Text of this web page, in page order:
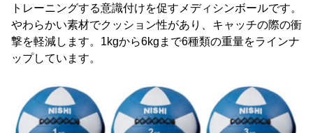
トレーニングする意識付けを促すメディシンボールです。
やわらかい素材でクッション性があり、キャッチの際の衝
撃を軽減します。1kgから6kgまで6種類の重量をラインナ
ップしています。